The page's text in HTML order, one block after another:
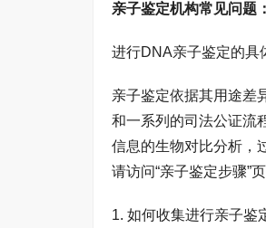
亲子鉴定机构常见问题：
进行DNA亲子鉴定的具
亲子鉴定依据其用途差
和一系列的司法公证流
信息的生物对比分析，
请访问“亲子鉴定步骤”
1. 如何收集进行亲子鉴